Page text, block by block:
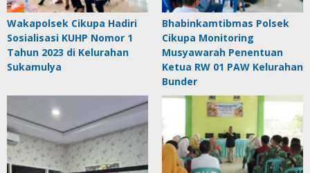
Wakapolsek Cikupa Hadiri
Sosialisasi KUHP Nomor 1
Tahun 2023 di Kelurahan
Sukamulya
Bhabinkamtibmas Polsek
Cikupa Monitoring
Musyawarah Penentuan
Ketua RW 01 PAW Kelurahan
Bunder